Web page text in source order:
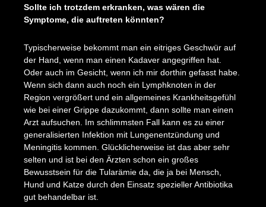
Sollte ich trotzdem erkranken, was wären die
Symptome, die auftreten könnten?
Typischerweise bekommt man ein eitriges Geschwür auf
der Hand, wenn man einen Kadaver angegriffen hat.
Oder auch im Gesicht, wenn ich mir dorthin gefasst habe.
Wenn sich dann auch noch ein Lymphknoten in der
Region vergrößert und ein allgemeines Krankheitsgefühl
wie bei einer Grippe dazukommt, dann sollte man einen
Arzt aufsuchen. Im schlimmsten Fall kann es zu einer
generalisierten Infektion mit Lungenentzündung und
Meningitis kommen. Glücklicherweise ist das aber sehr
selten und ist bei den Ärzten schon ein großes
Bewusstsein für die Tularämie da, die ja bei Mensch,
Hund und Katze durch den Einsatz spezieller Antibiotika
gut behandelbar ist.